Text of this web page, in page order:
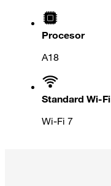
Procesor
A18
Standard Wi-Fi
Wi-Fi 7